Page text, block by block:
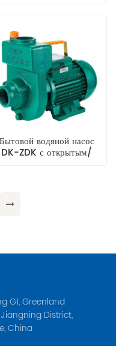
Бытовой водяной насос
DK-ZDK с открытым/
G1, Greenland
District,
China